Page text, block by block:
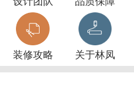
装修攻略 关于林凤